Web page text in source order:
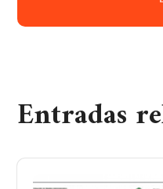
Entradas